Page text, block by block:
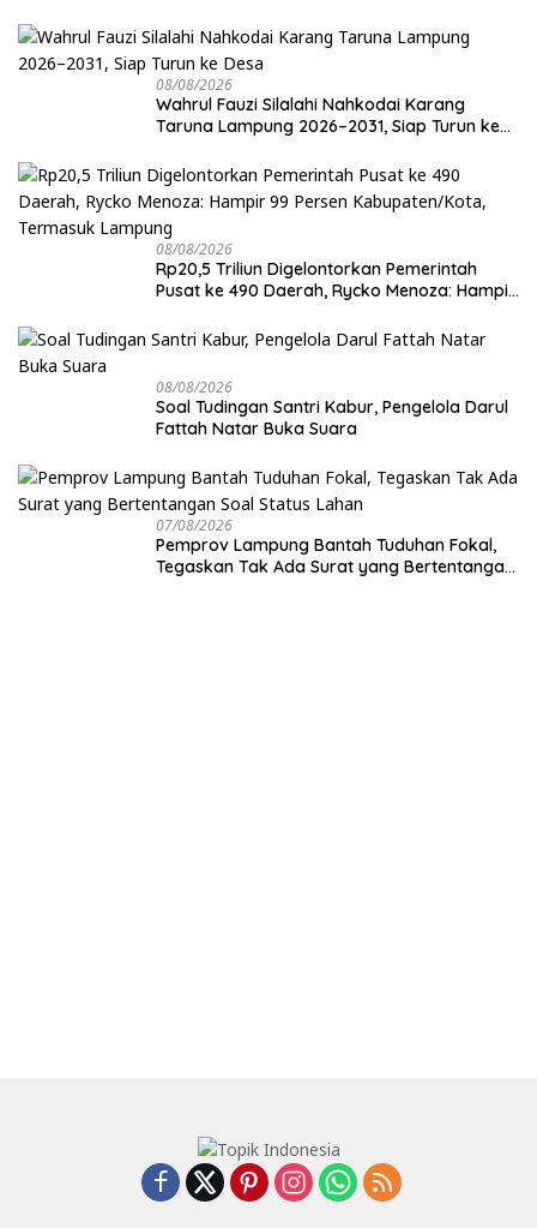
08/08/2026
Wahrul Fauzi Silalahi Nahkodai Karang
Taruna Lampung 2026–2031, Siap Turun ke
08/08/2026
Rp20,5 Triliun Digelontorkan Pemerintah
Pusat ke 490 Daerah, Rycko Menoza: Hampir
Lampung
08/08/2026
Soal Tudingan Santri Kabur, Pengelola Darul
Fattah Natar Buka Suara
07/08/2026
Pemprov Lampung Bantah Tuduhan Fokal,
Tegaskan Tak Ada Surat yang Bertentangan